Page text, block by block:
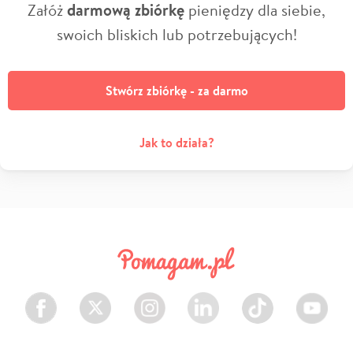
Załóżdarmową zbiórkę pieniędzy dla siebie,
swoich bliskich lub potrzebujących!
Stwórz zbiórkę - za darmo
Jak to działa?
Facebook Twitter Instagram LinkedIn TikTok Youtube